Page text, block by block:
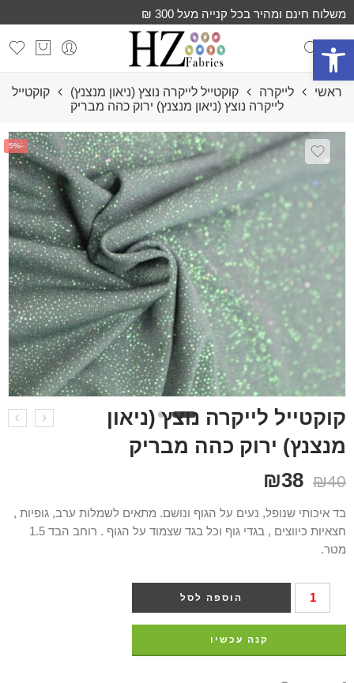
פתח סרגל נגישות
משלוח חינם ומהיר בכל קנייה מעל 300 ₪
ראשי לייקרה קוקטייל לייקרה נוצץ (ניאון מנצנץ)
קוקטייל
לייקרה נוצץ (ניאון מנצנץ) ירוק כהה מבריק
-5%
קוקטייל לייקרה נוצץ (ניאון
מנצנץ) ירוק כהה מבריק
₪40
₪38
בד איכותי שנופל, נעים על הגוף ונושם. מתאים לשמלות ערב, גופיות ,
חצאיות כיווצים , בגדי גוף וכל בגד שצמוד על הגוף . רוחב הבד 1.5
מטר.
הוספה לסל
קנה עכשיו